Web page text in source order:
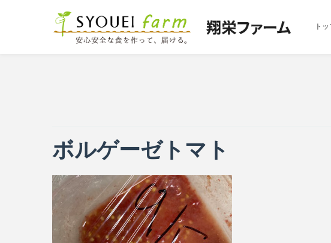
ト
ボルゲーゼトマト